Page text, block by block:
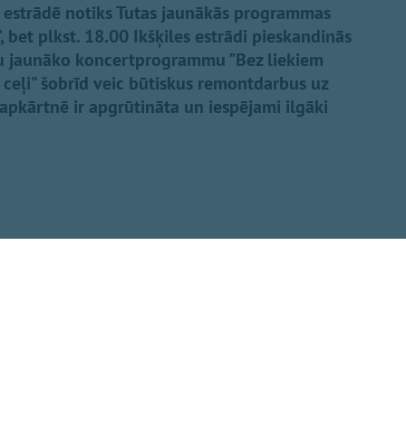
notiks Tutas jaunākās programmas
bet plkst. 18.00 Ikšķiles estrādi pieskandinās
jaunāko koncertprogrammu "Bez liekiem
šobrīd veic būtiskus remontdarbus uz
ir apgrūtināta un iespējami ilgāki